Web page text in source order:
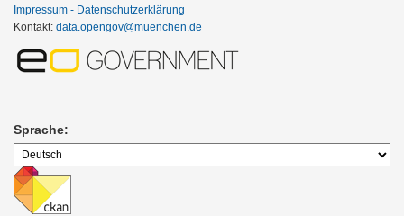
Impressum - Datenschutzerklärung
Kontakt: data.opengov@muenchen.de
Sprache